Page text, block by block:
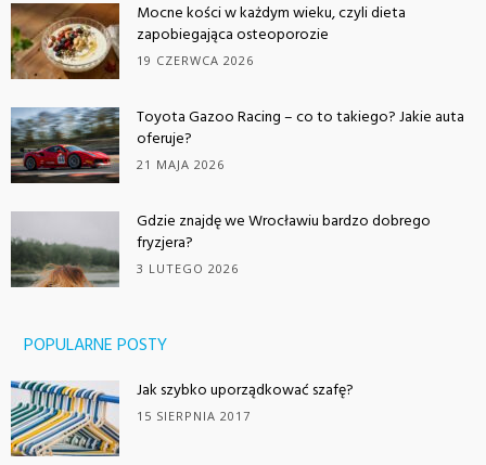
Mocne kości w każdym wieku, czyli dieta
zapobiegająca osteoporozie
19 CZERWCA 2026
Toyota Gazoo Racing – co to takiego? Jakie auta
oferuje?
21 MAJA 2026
Gdzie znajdę we Wrocławiu bardzo dobrego
fryzjera?
3 LUTEGO 2026
POPULARNE POSTY
Jak szybko uporządkować szafę?
15 SIERPNIA 2017